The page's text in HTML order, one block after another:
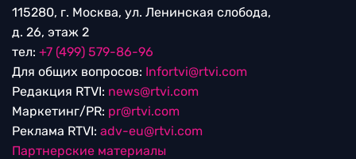
115280, г. Москва, ул. Ленинская слобода,
д. 26, этаж 2
тел: +7 (499) 579-86-96
Для общих вопросов: Infortvi@rtvi.com
Редакция RTVI: news@rtvi.com
Маркетинг/PR: pr@rtvi.com
Реклама RTVI: adv-eu@rtvi.com
Партнерские материалы